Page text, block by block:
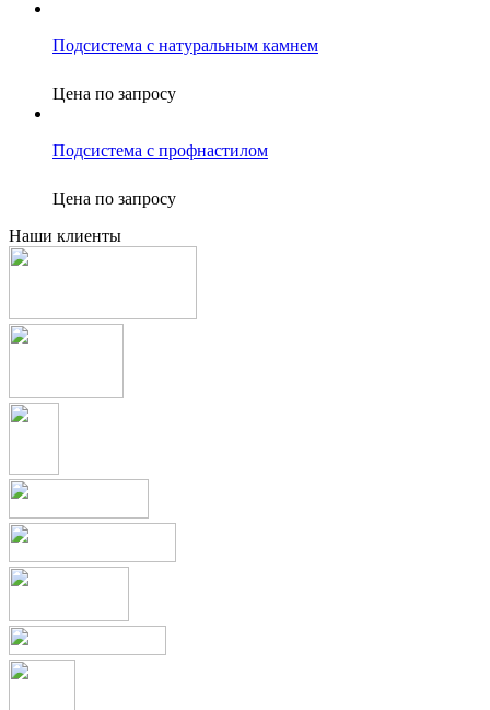
Подсистема с натуральным камнем
Цена по запросу
Подсистема с профнастилом
Цена по запросу
Наши клиенты